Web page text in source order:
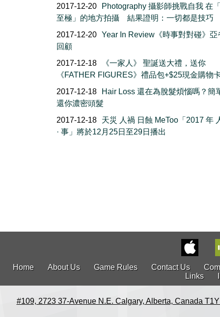
2017-12-20
Photography 攝影師挑戰自我 在
至極」的地方拍攝 結果證明：一切都是技巧
2017-12-20 Year In Review《時事對對碰》亞
回顧
2017-12-18
《一家人》 聖誕送大禮，送你
《FATHER FIGURES》禮品包+$25現金購物
2017-12-18
Hair Loss 還在為脫髮煩惱嗎？簡
還你濃密頭髮
2017-12-18
天災 人禍 日蝕 MeToo「2017 年
· 事」將於12月25日至29日播出
Home About Us Game Rules Contact Us
Links
#109, 2723 37-Avenue N.E. Calgary, Alberta, Canada